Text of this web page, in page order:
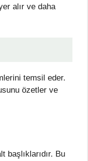
alır ve daha
temsil eder.
özetler ve
başlıklarıdır. Bu